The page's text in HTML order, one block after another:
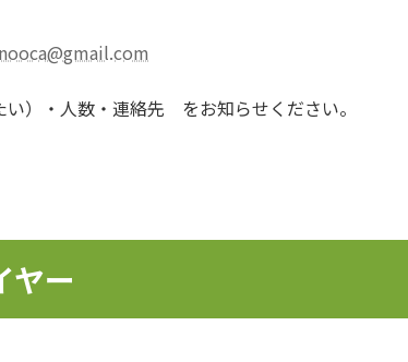
）・人数・連絡先 をお知らせください。
ヤー